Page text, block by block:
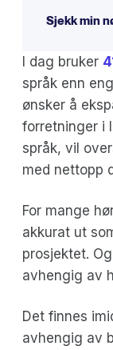
I dag bruker
språk enn
ønsker å
forretninger i
språk, vil
med nettopp
For mange
akkurat ut
prosjektet.
avhengig av
Det finnes
avhengig av
Sjekk min